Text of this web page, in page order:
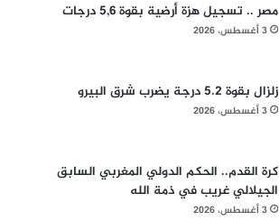
مصر .. تسجيل هزة أرضية بقوة 5,6 درجات
3 أغسطس، 2026
زلزال بقوة 5.2 درجة يضرب شرق البيرو
3 أغسطس، 2026
كرة القدم.. الحكم الدولي المغربي السابق
الجيلالي غريب في ذمة الله
3 أغسطس، 2026